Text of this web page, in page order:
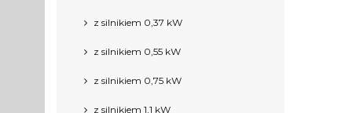
z silnikiem 0,37 kW
z silnikiem 0,55 kW
z silnikiem 0,75 kW
z silnikiem 1,1 kW